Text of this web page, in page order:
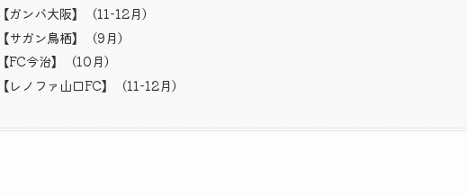
【ガンバ大阪】（11-12月）
【サガン鳥栖】（9月）
【FC今治】（10月）
【レノファ山口FC】（11-12月）